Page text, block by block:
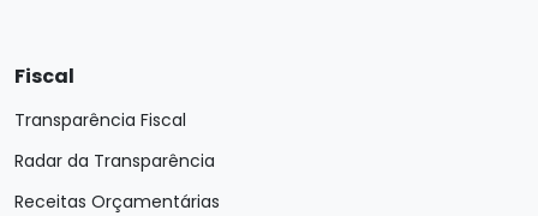
Fiscal
Transparência Fiscal
Radar da Transparência
Receitas Orçamentárias